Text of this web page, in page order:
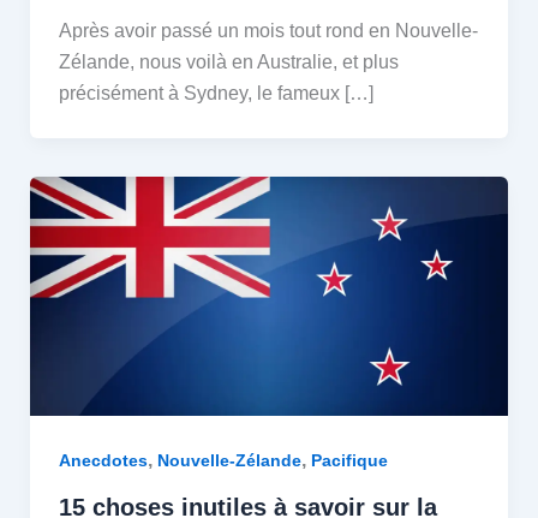
Après avoir passé un mois tout rond en Nouvelle-
Zélande, nous voilà en Australie, et plus
précisément à Sydney, le fameux […]
Anecdotes, Nouvelle-Zélande, Pacifique
15 choses inutiles à savoir sur la